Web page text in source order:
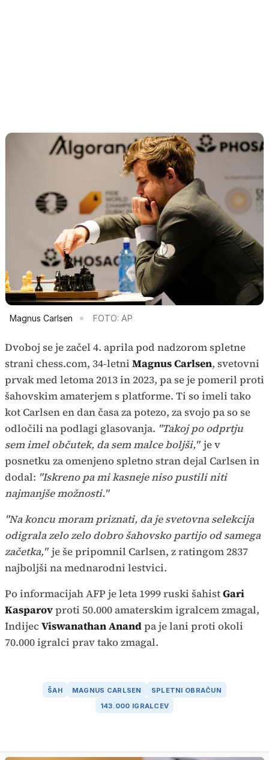
Magnus Carlsen FOTO: AP
Dvoboj se je začel 4. aprila pod nadzorom spletne
strani chess.com, 34-letni Magnus Carlsen, svetovni
prvak med letoma 2013 in 2023, pa se je pomeril proti
šahovskim amaterjem s platforme. Ti so imeli tako
kot Carlsen en dan časa za potezo, za svojo pa so se
odločili na podlagi glasovanja. "Takoj po odprtju
sem imel občutek, da sem malce boljši," je v
posnetku za omenjeno spletno stran dejal Carlsen in
dodal: "Iskreno pa mi kasneje niso pustili niti
najmanjše možnosti."
"Na koncu moram priznati, da je svetovna selekcija
odigrala zelo zelo dobro šahovsko partijo od samega
začetka," je še pripomnil Carlsen, z ratingom 2837
najboljši na mednarodni lestvici.
Po informacijah AFP je leta 1999 ruski šahistGari
Kasparovproti 50.000 amaterskim igralcem zmagal,
IndijecViswanathan Anandpa je lani proti okoli
70.000 igralci prav tako zmagal.
ŠAH MAGNUS CARLSEN
SPLETNI OBRAČUN
143.000 IGRALCEV